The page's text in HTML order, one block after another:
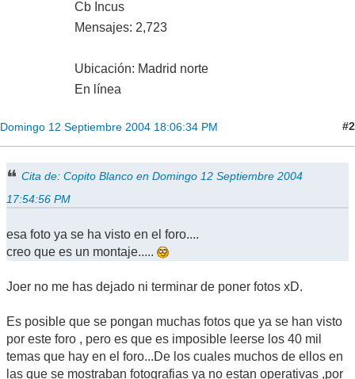
Cb Incus
Mensajes: 2,723
Ubicación: Madrid norte
En línea
Domingo 12 Septiembre 2004 18:06:34 PM #2
Cita de: Copito Blanco en Domingo 12 Septiembre 2004
17:54:56 PM
esa foto ya se ha visto en el foro....
creo que es un montaje.....
Joer no me has dejado ni terminar de poner fotos xD.
Es posible que se pongan muchas fotos que ya se han visto
por este foro , pero es que es imposible leerse los 40 mil
temas que hay en el foro...De los cuales muchos de ellos en
las que se mostraban fotografias ya no estan operativas ,por